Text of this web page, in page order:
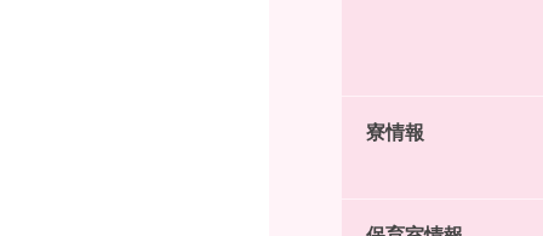
寮情報